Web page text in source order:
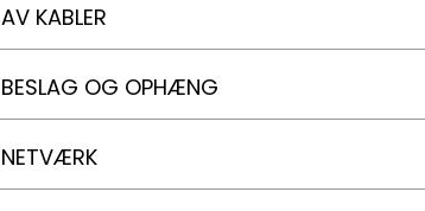
AV KABLER
BESLAG OG OPHÆNG
NETVÆRK